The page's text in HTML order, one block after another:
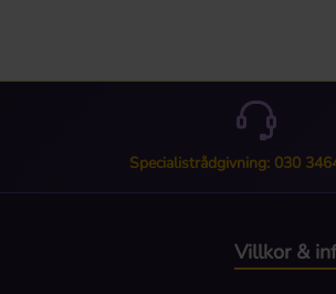
Specialistrådgivning: 030
Villkor &